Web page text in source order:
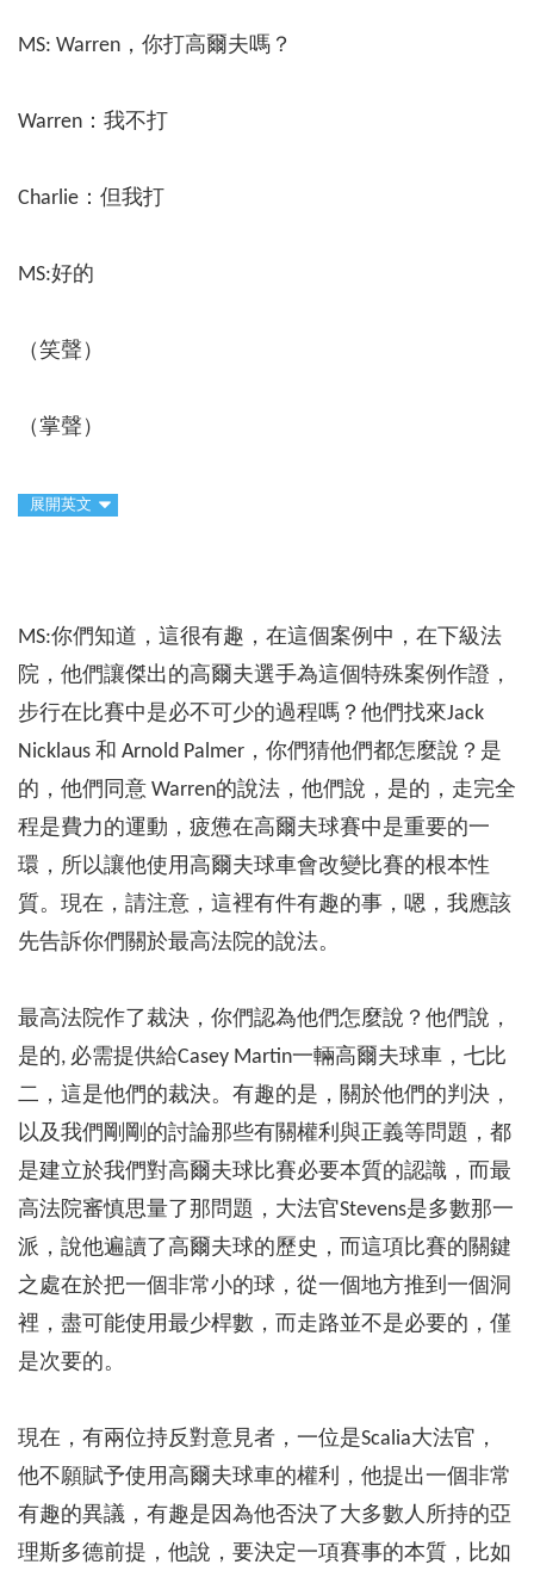
MS: Warren，你打高爾夫嗎？
Warren：我不打
Charlie：但我打
MS:好的
（笑聲）
（掌聲）
展開英文
MS:你們知道，這很有趣，在這個案例中，在下級法
院，他們讓傑出的高爾夫選手為這個特殊案例作證，
步行在比賽中是必不可少的過程嗎？他們找來Jack
Nicklaus 和 Arnold Palmer，你們猜他們都怎麼說？是
的，他們同意 Warren的說法，他們說，是的，走完全
程是費力的運動，疲憊在高爾夫球賽中是重要的一
環，所以讓他使用高爾夫球車會改變比賽的根本性
質。現在，請注意，這裡有件有趣的事，嗯，我應該
先告訴你們關於最高法院的說法。
最高法院作了裁決，你們認為他們怎麼說？他們說，
是的, 必需提供給Casey Martin一輛高爾夫球車，七比
二，這是他們的裁決。有趣的是，關於他們的判決，
以及我們剛剛的討論那些有關權利與正義等問題，都
是建立於我們對高爾夫球比賽必要本質的認識，而最
高法院審慎思量了那問題，大法官Stevens是多數那一
派，說他遍讀了高爾夫球的歷史，而這項比賽的關鍵
之處在於把一個非常小的球，從一個地方推到一個洞
裡，盡可能使用最少桿數，而走路並不是必要的，僅
是次要的。
現在，有兩位持反對意見者，一位是Scalia大法官，
他不願賦予使用高爾夫球車的權利，他提出一個非常
有趣的異議，有趣是因為他否決了大多數人所持的亞
理斯多德前提，他說，要決定一項賽事的本質，比如